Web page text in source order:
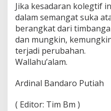
Jika kesadaran kolegtif
dalam semangat suka
berangkat dari
dan mungkin,
terjadi perubahan.
Wallahu’alam.
Ardinal Bandaro Putiah
( Editor: Tim Bm )